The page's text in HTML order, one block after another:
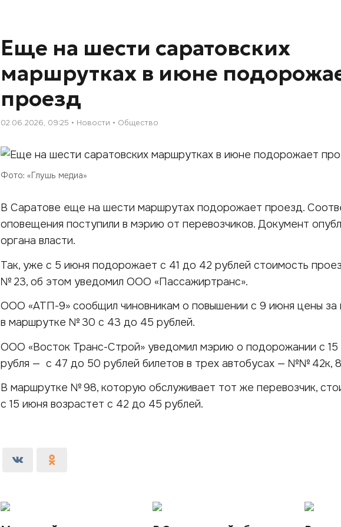
Еще на шести саратовских
маршрутках в июне
проезд
02.06.2026, 09:25 Новости Общество
Фото: «Глушь медиа»
В Саратове еще на шести маршрутах подорожает проезд.
оповещения поступили в мэрию от перевозчиков. Документ
органа власти.
Так, уже с 5 июня подорожает с 41 до 42 рублей стоимость
№ 23, об этом уведомил ООО «Пассажиртранс».
ООО «АТП-9» сообщил чиновникам о повышении с 9 июня цены за
в маршрутке № 30 с 43 до 45 рублей.
ООО «Восток Транс-Строй» уведомил мэрию о подорожании с 15
рубля — с 47 до 50 рублей билетов в трех автобусах — №№ 42к,
В маршрутке № 98, которую обслуживает тот же перевозчик,
с 15 июня возрастет с 42 до 45 рублей.